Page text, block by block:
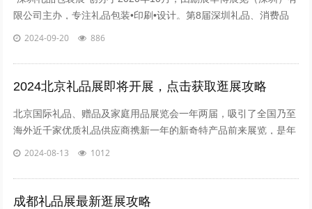
限公司主办，专注礼品包装•印刷•设计。第8届深圳礼品、消费品
包装及印刷展，展会规模10,000平米，汇集200家参展企业。作为
2024-09-20 886
2024北京礼品展即将开展，点击获取逛展攻略
北京国际礼品、赠品及家庭用品展览会一年两届，吸引了全国乃至
海外近千家优质礼品供应商携新一年的新奇特产品前来展览，是年
度礼品潮流资讯、原创设计及品牌的集中发布平台。近期北京国际
2024-08-13 1012
成都礼品展最新逛展攻略